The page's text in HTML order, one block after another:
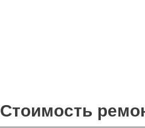
Стоимость